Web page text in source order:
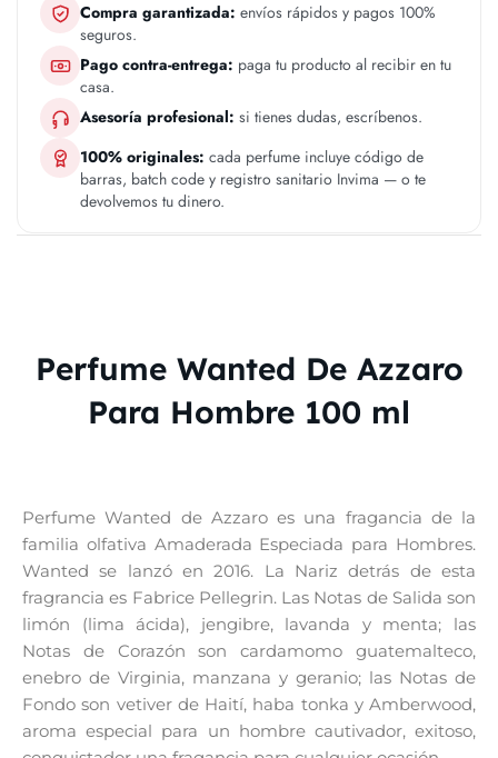
Compra garantizada: envíos rápidos y pagos 100%
seguros.
Pago contra-entrega: paga tu producto al recibir en tu
casa.
Asesoría profesional: si tienes dudas, escríbenos.
100% originales: cada perfume incluye código de
barras, batch code y registro sanitario Invima — o te
devolvemos tu dinero.
Perfume Wanted De Azzaro
Para Hombre 100 ml
Perfume Wanted de Azzaro es una fragancia de la
familia olfativa Amaderada Especiada para Hombres.
Wanted se lanzó en 2016. La Nariz detrás de esta
fragrancia es Fabrice Pellegrin. Las Notas de Salida son
limón (lima ácida), jengibre, lavanda y menta; las
Notas de Corazón son cardamomo guatemalteco,
enebro de Virginia, manzana y geranio; las Notas de
Fondo son vetiver de Haití, haba tonka y Amberwood,
aroma especial para un hombre cautivador, exitoso,